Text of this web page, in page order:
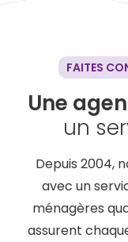
FAITES
Une
un
Depuis 2004,
avec un
ménagères
assurent